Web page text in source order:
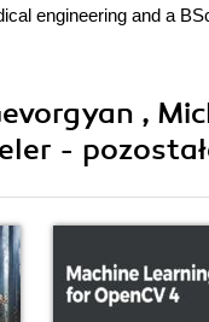
engineering and a
,
-